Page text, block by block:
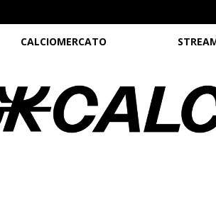
CALCIOMERCATO